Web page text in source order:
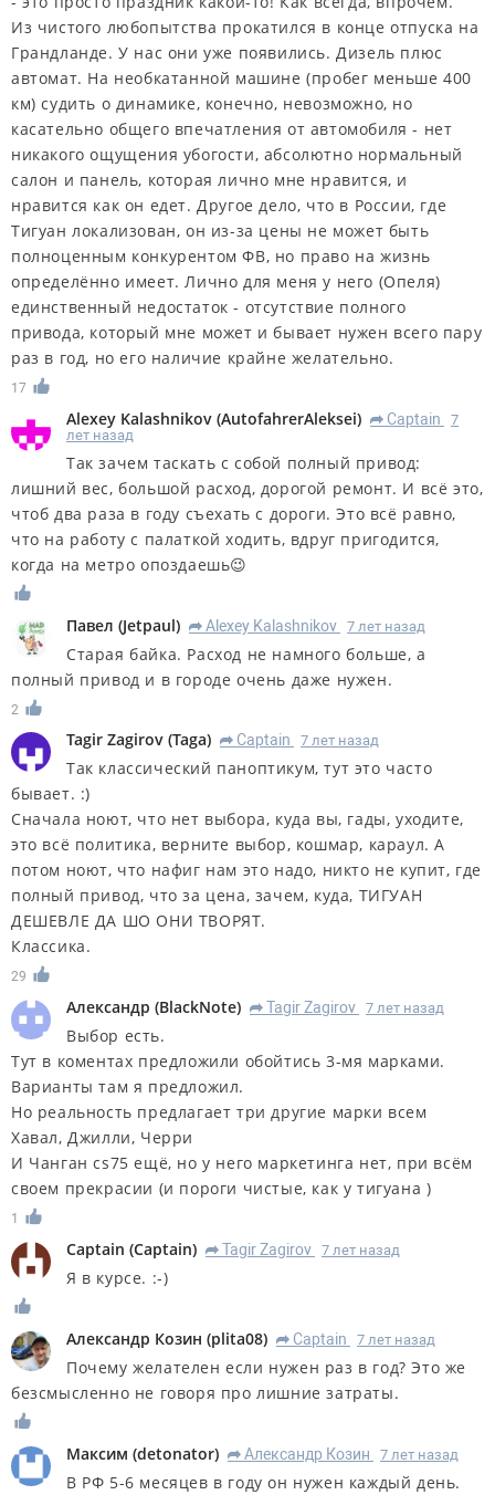
Из чистого любопытства прокатился в конце отпуска на
Грандланде. У нас они уже появились. Дизель плюс
автомат. На необкатанной машине (пробег меньше 400
км) судить о динамике, конечно, невозможно, но
касательно общего впечатления от автомобиля - нет
никакого ощущения убогости, абсолютно нормальный
салон и панель, которая лично мне нравится, и
нравится как он едет. Другое дело, что в России, где
Тигуан локализован, он из-за цены не может быть
полноценным конкурентом ФВ, но право на жизнь
определённо имеет. Лично для меня у него (Опеля)
единственный недостаток - отсутствие полного
привода, который мне может и бывает нужен всего пару
раз в год, но его наличие крайне желательно.
17
Alexey Kalashnikov (AutofahrerAleksei) R Captain
7
лет назад
Так зачем таскать с собой полный привод:
лишний вес, большой расход, дорогой ремонт. И всё это,
чтоб два раза в году съехать с дороги. Это всё равно,
что на работу с палаткой ходить, вдруг пригодится,
когда на метро опоздаешь😉
Павел (Jetpaul) R Alexey Kalashnikov 7 лет назад
Старая байка. Расход не намного больше, а
полный привод и в городе очень даже нужен.
2
Tagir Zagirov (Taga) R Captain 7 лет назад
Так классический паноптикум, тут это часто
бывает. :)
Сначала ноют, что нет выбора, куда вы, гады, уходите,
это всё политика, верните выбор, кошмар, караул. А
потом ноют, что нафиг нам это надо, никто не купит, где
полный привод, что за цена, зачем, куда, ТИГУАН
ДЕШЕВЛЕ ДА ШО ОНИ ТВОРЯТ.
Классика.
29
Александр (BlackNote) R Tagir Zagirov 7 лет назад
Выбор есть.
Тут в коментах предложили обойтись 3-мя марками.
Варианты там я предложил.
Но реальность предлагает три другие марки всем
Хавал, Джилли, Черри
И Чанган cs75 ещё, но у него маркетинга нет, при всём
своем прекрасии (и пороги чистые, как у тигуана )
1
Captain (Captain) R Tagir Zagirov 7 лет назад
Я в курсе. :-)
Александр Козин (plita08) R Captain 7 лет назад
Почему желателен если нужен раз в год? Это же
безсмысленно не говоря про лишние затраты.
Максим (detonator) R Александр Козин 7 лет назад
В РФ 5-6 месяцев в году он нужен каждый день.